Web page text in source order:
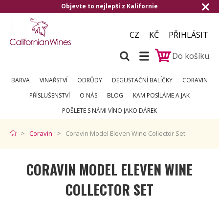
to nejlepší z Kalifornie
CZ KČ
PŘIHLÁSIT
Do košíku
BARVA VINAŘSTVÍ ODRŮDY DEGUSTAČNÍ BALÍČKY
CORAVIN
PŘÍSLUŠENSTVÍ
O NÁS BLOG
KAM POSÍLÁME A JAK
POŠLETE S NÁMI VÍNO JAKO DÁREK
Coravin Coravin Model Eleven Wine Collector Set
CORAVIN MODEL ELEVEN WINE
COLLECTOR SET